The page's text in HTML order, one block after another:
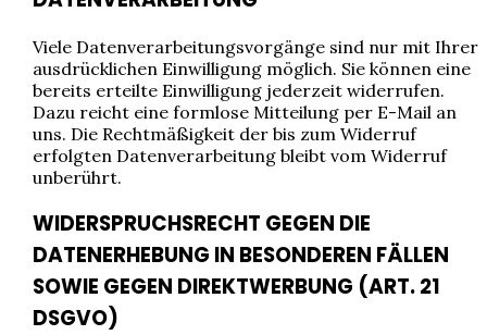
Viele Datenverarbeitungsvorgänge sind nur mit Ihrer
ausdrücklichen Einwilligung möglich. Sie können eine
bereits erteilte Einwilligung jederzeit widerrufen.
Dazu reicht eine formlose Mitteilung per E-Mail an
uns. Die Rechtmäßigkeit der bis zum Widerruf
erfolgten Datenverarbeitung bleibt vom Widerruf
unberührt.
WIDERSPRUCHSRECHT GEGEN DIE
DATENERHEBUNG IN BESONDEREN FÄLLEN
SOWIE GEGEN DIREKTWERBUNG (ART. 21
DSGVO)